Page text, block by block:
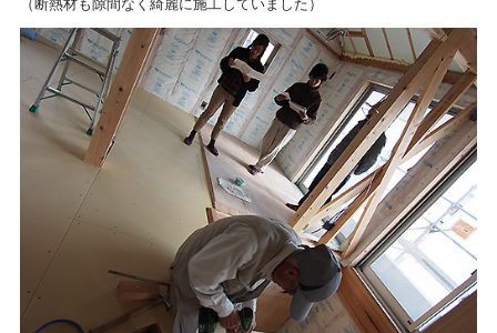
（断熱材も隙間なく綺麗に施工していました）